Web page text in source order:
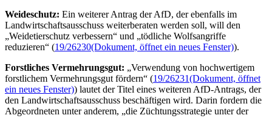
Weideschutz: Ein weiterer Antrag der AfD, der ebenfalls im
Landwirtschaftsausschuss weiterberaten werden soll, will den
„Weidetierschutz verbessern“ und „tödliche Wolfsangriffe
reduzieren“ (19/26230(Dokument, öffnet ein neues Fenster)).
Forstliches Vermehrungsgut: „Verwendung von hochwertigem
forstlichem Vermehrungsgut fördern“ (19/26231(Dokument, öffnet
ein neues Fenster)) lautet der Titel eines weiteren AfD-Antrags, der
den Landwirtschaftsausschuss beschäftigen wird. Darin fordern die
Abgeordneten unter anderem, „die Züchtungsstrategie unter der